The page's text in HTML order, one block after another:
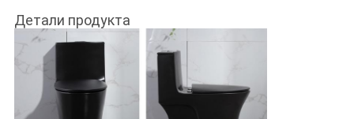
Детали продукта